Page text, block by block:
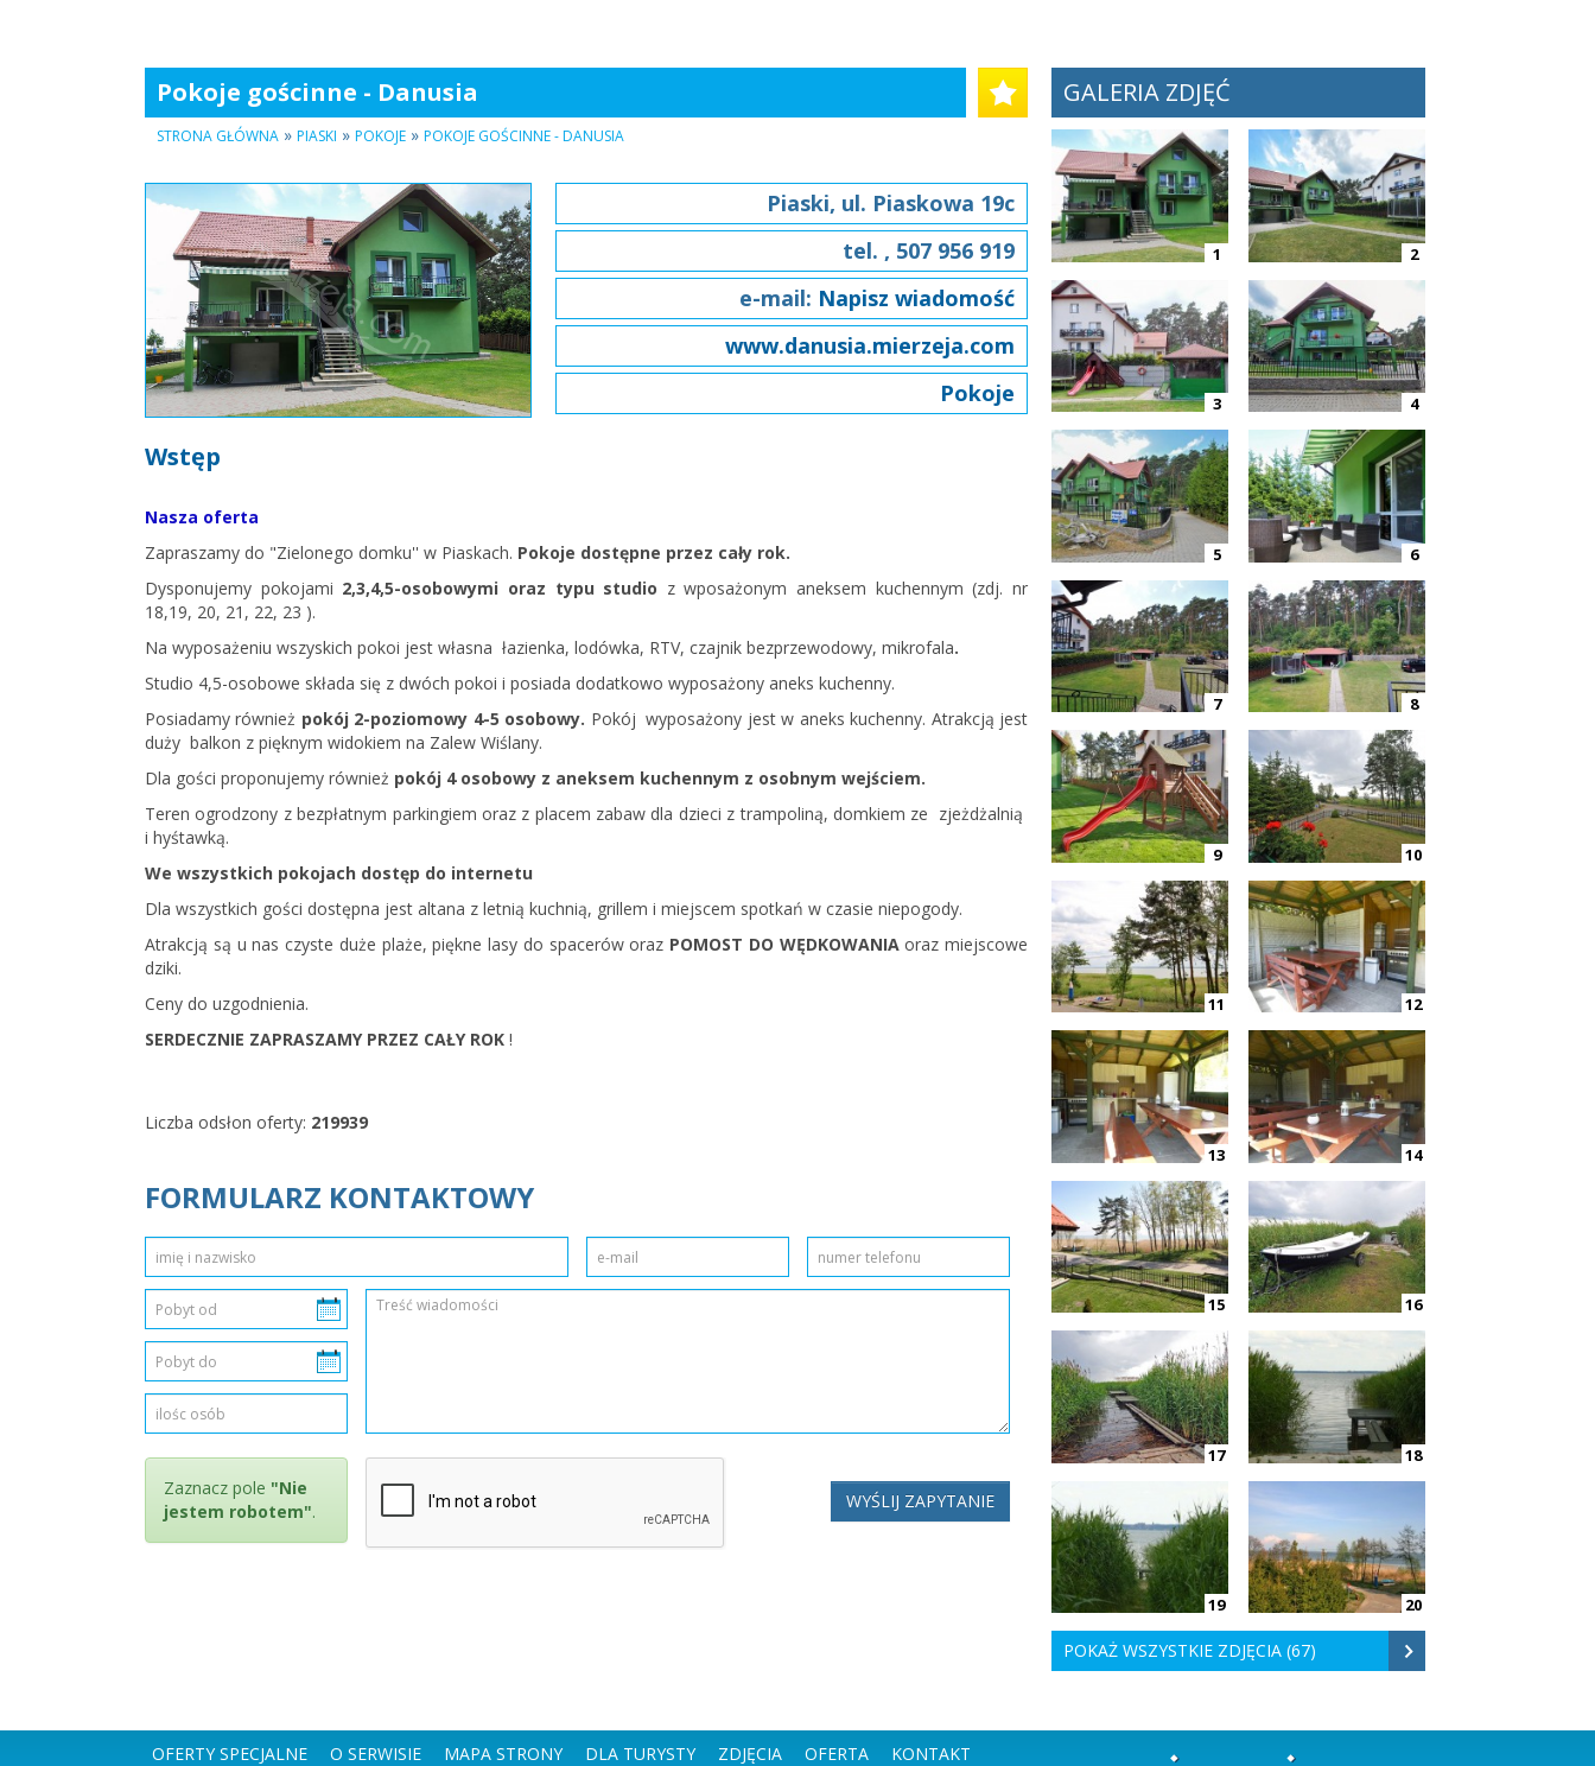
Pokoje gościnne - Danusia
STRONA GŁÓWNA » PIASKI » POKOJE » POKOJE GOŚCINNE - DANUSIA
Piaski, ul. Piaskowa 19c
tel. , 507 956 919
e-mail: Napisz wiadomość
www.danusia.mierzeja.com
Pokoje
Wstęp
Nasza oferta
Zapraszamy do "Zielonego domku'' w Piaskach. Pokoje dostępne przez cały rok.
Dysponujemy pokojami 2,3,4,5-osobowymi oraz typu studio z wposażonym aneksem kuchennym (zdj. nr
18,19, 20, 21, 22, 23 ).
Na wyposażeniu wszyskich pokoi jest własna łazienka, lodówka, RTV, czajnik bezprzewodowy, mikrofala.
Studio 4,5-osobowe składa się z dwóch pokoi i posiada dodatkowo wyposażony aneks kuchenny.
Posiadamy również pokój 2-poziomowy 4-5 osobowy. Pokój wyposażony jest w aneks kuchenny. Atrakcją jest
duży balkon z pięknym widokiem na Zalew Wiślany.
Dla gości proponujemy również pokój 4 osobowy z aneksem kuchennym z osobnym wejściem.
Teren ogrodzony z bezpłatnym parkingiem oraz z placem zabaw dla dzieci z trampoliną, domkiem ze zjeżdżalnią
i hyśtawką.
We wszystkich pokojach dostęp do internetu
Dla wszystkich gości dostępna jest altana z letnią kuchnią, grillem i miejscem spotkań w czasie niepogody.
Atrakcją są u nas czyste duże plaże, piękne lasy do spacerów oraz POMOST DO WĘDKOWANIAoraz miejscowe
dziki.
Ceny do uzgodnienia.
SERDECZNIE ZAPRASZAMY PRZEZ CAŁY ROK !
Liczba odsłon oferty: 219939
FORMULARZ KONTAKTOWY
Zaznacz pole "Nie
jestem robotem". WYŚLIJ ZAPYTANIE
GALERIA ZDJĘĆ
1 2
3 4
5 6
7 8
9 10
11 12
13 14
15 16
17 18
19 20
POKAŻ WSZYSTKIE ZDJĘCIA (67)
OFERTY SPECJALNE O SERWISIE MAPA STRONY DLA TURYSTY ZDJĘCIA OFERTA KONTAKT